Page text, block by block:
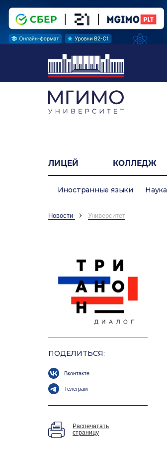
ЛИЦЕЙ КОЛЛЕДЖ
Иностранные языки Наука
Новости Университет
ПОДЕЛИТЬСЯ:
Вконтакте
Телеграм
Распечатать
страницу